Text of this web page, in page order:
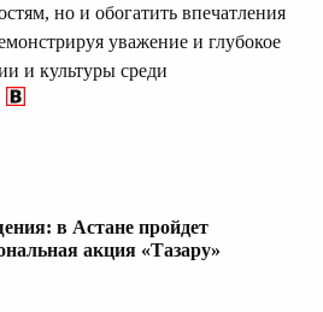
но и обогатить впечатления
уважение и глубокое
и культуры среди
в Астане пройдет
акция «Тазару»